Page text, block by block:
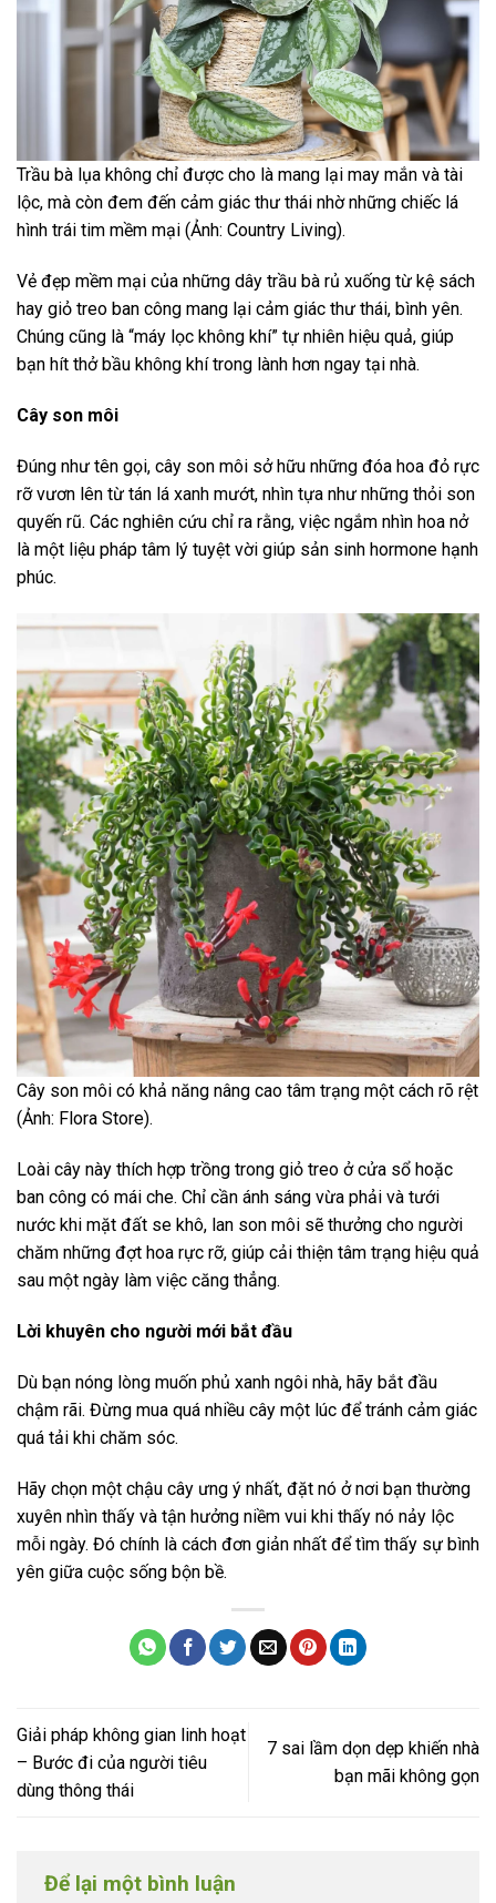
Trầu bà lụa không chỉ được cho là mang lại may mắn và tài
lộc, mà còn đem đến cảm giác thư thái nhờ những chiếc lá
hình trái tim mềm mại (Ảnh: Country Living).
Vẻ đẹp mềm mại của những dây trầu bà rủ xuống từ kệ sách
hay giỏ treo ban công mang lại cảm giác thư thái, bình yên.
Chúng cũng là “máy lọc không khí” tự nhiên hiệu quả, giúp
bạn hít thở bầu không khí trong lành hơn ngay tại nhà.
Cây son môi
Đúng như tên gọi, cây son môi sở hữu những đóa hoa đỏ rực
rỡ vươn lên từ tán lá xanh mướt, nhìn tựa như những thỏi son
quyến rũ. Các nghiên cứu chỉ ra rằng, việc ngắm nhìn hoa nở
là một liệu pháp tâm lý tuyệt vời giúp sản sinh hormone hạnh
phúc.
Cây son môi có khả năng nâng cao tâm trạng một cách rõ rệt
(Ảnh: Flora Store).
Loài cây này thích hợp trồng trong giỏ treo ở cửa sổ hoặc
ban công có mái che. Chỉ cần ánh sáng vừa phải và tưới
nước khi mặt đất se khô, lan son môi sẽ thưởng cho người
chăm những đợt hoa rực rỡ, giúp cải thiện tâm trạng hiệu quả
sau một ngày làm việc căng thẳng.
Lời khuyên cho người mới bắt đầu
Dù bạn nóng lòng muốn phủ xanh ngôi nhà, hãy bắt đầu
chậm rãi. Đừng mua quá nhiều cây một lúc để tránh cảm giác
quá tải khi chăm sóc.
Hãy chọn một chậu cây ưng ý nhất, đặt nó ở nơi bạn thường
xuyên nhìn thấy và tận hưởng niềm vui khi thấy nó nảy lộc
mỗi ngày. Đó chính là cách đơn giản nhất để tìm thấy sự bình
yên giữa cuộc sống bộn bề.
Giải pháp không gian linh hoạt
– Bước đi của người tiêu
dùng thông thái
7 sai lầm dọn dẹp khiến nhà
bạn mãi không gọn
Để lại một bình luận